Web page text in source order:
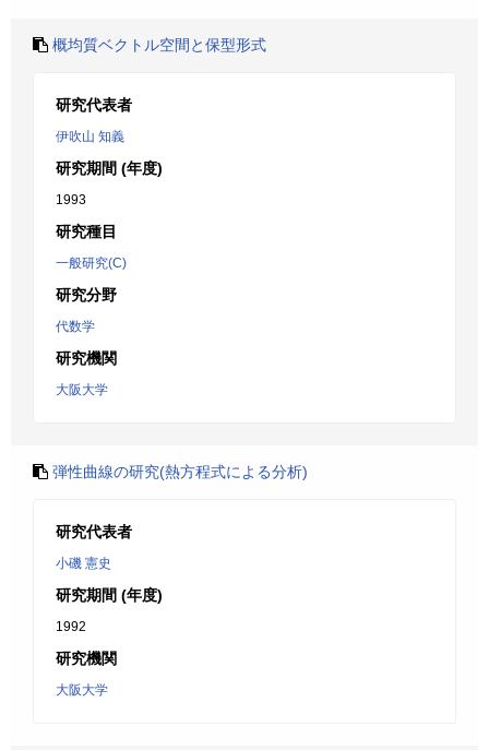
概均質ベクトル空間と保型形式
研究代表者
伊吹山 知義
研究期間 (年度)
1993
研究種目
一般研究(C)
研究分野
代数学
研究機関
大阪大学
弾性曲線の研究(熱方程式による分析)
研究代表者
小磯 憲史
研究期間 (年度)
1992
研究機関
大阪大学